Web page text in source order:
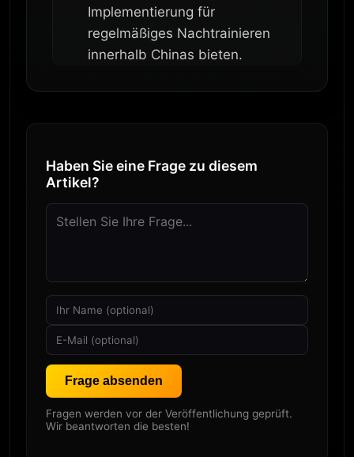
Implementierung für
regelmäßiges Nachtrainieren
innerhalb Chinas bieten.
Haben Sie eine Frage zu diesem
Artikel?
Frage absenden
Fragen werden vor der Veröffentlichung geprüft.
Wir beantworten die besten!